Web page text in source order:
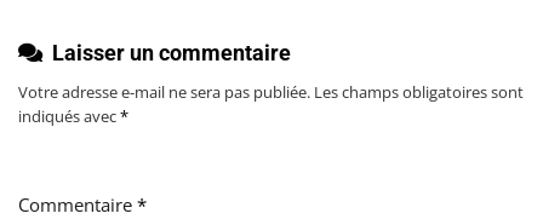
Laisser un commentaire
Votre adresse e-mail ne sera pas publiée. Les champs obligatoires sont
indiqués avec*
Commentaire *